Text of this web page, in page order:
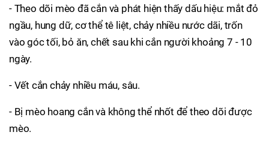
- Theo dõi mèo đã cắn và phát hiện thấy dấu hiệu: mắt đỏ
ngầu, hung dữ, cơ thể tê liệt, chảy nhiều nước dãi, trốn
vào góc tối, bỏ ăn, chết sau khi cắn người khoảng 7 - 10
ngày.
- Vết cắn chảy nhiều máu, sâu.
- Bị mèo hoang cắn và không thể nhốt để theo dõi được
mèo.